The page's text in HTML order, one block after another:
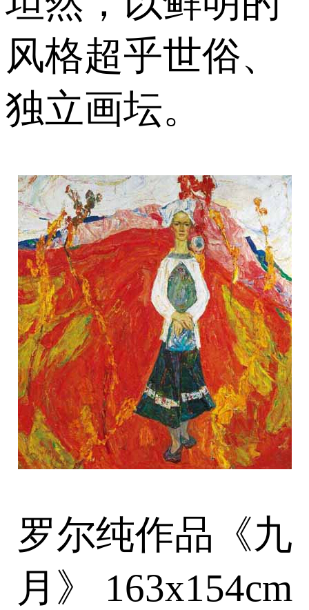
风格超乎世俗、
独立画坛。
罗尔纯作品《九
月》 163x154cm